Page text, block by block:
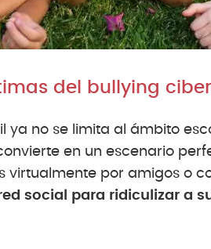
del bullying
ya no se limita al ámbito
en un escenario
virtualmente por amigos o
social para ridiculizar a